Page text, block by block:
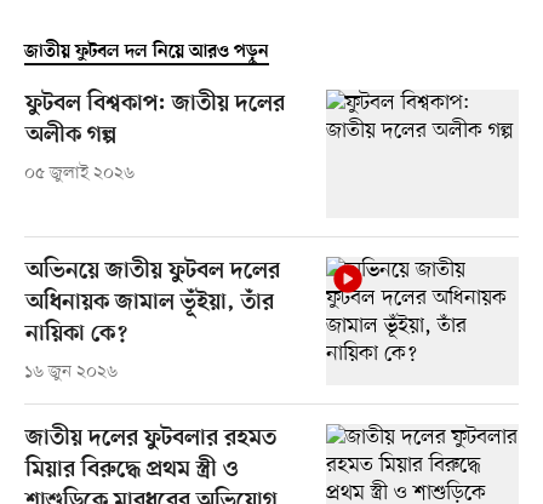
জাতীয় ফুটবল দল নিয়ে আরও পড়ুন
ফুটবল বিশ্বকাপ: জাতীয় দলের
অলীক গল্প
০৫ জুলাই ২০২৬
অভিনয়ে জাতীয় ফুটবল দলের
অধিনায়ক জামাল ভূঁইয়া, তাঁর
নায়িকা কে?
১৬ জুন ২০২৬
জাতীয় দলের ফুটবলার রহমত
মিয়ার বিরুদ্ধে প্রথম স্ত্রী ও